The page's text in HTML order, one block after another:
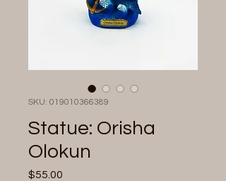
SKU: 019010366389
Statue: Orisha
Olokun
$55.00